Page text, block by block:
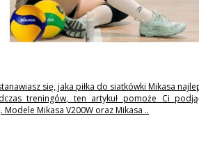
się, jaka piłka do siatkówki Mikasa
treningów, ten artykuł pomoże Ci
Modele Mikasa V200W oraz Mikasa ..